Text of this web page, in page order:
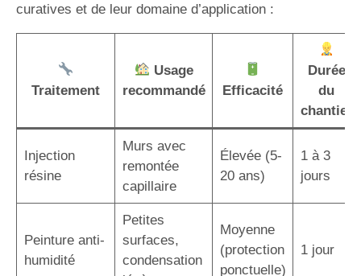
curatives et de leur domaine d’application :
Traitement
Usage
recommandé
Efficacité
Durée
du
chantier
Injection
résine
Murs avec
remontée
capillaire
Élevée (5-
20 ans)
1 à 3
jours
Peinture anti-
humidité
Petites
surfaces,
condensation
Moyenne
(protection
ponctuelle)
1 jour